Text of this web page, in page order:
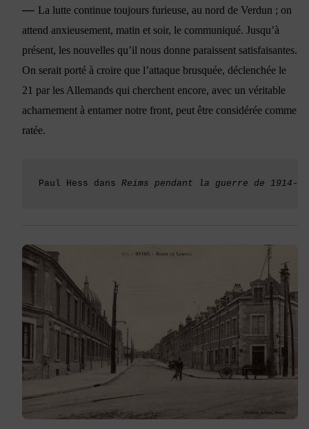
— La lutte continue toujours furieuse, au nord de Verdun ; on
attend anxieusement, matin et soir, le communiqué. Jusqu’à
présent, les nouvelles qu’il nous donne paraissent satisfaisantes.
On serait porté à croire que l’attaque brusquée, déclenchée le
21 par les Allemands qui cherchent encore, avec un véritable
acharnement à entamer notre front, peut être considérée comme
ratée.
Paul Hess dans Reims pendant la guerre de 1914-